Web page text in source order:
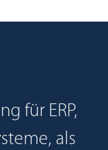
für ERP,
als